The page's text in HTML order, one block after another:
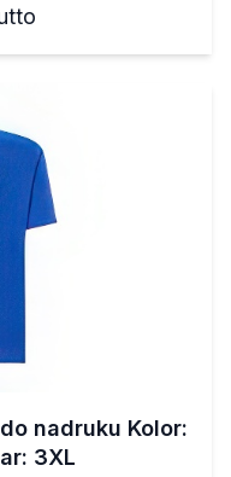
nadruku Kolor:
3XL